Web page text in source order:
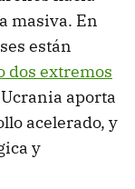
masiva. En
están
dos extremos
aporta
acelerado, y
y